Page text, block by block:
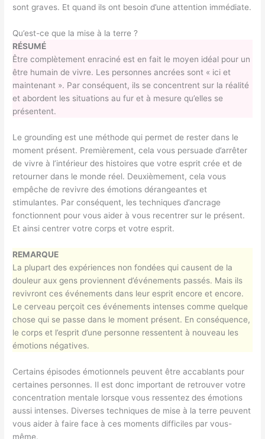
sont graves. Et quand ils ont besoin d’une attention immédiate.
Qu’est-ce que la mise à la terre ?
RÉSUMÉ
Être complètement enraciné est en fait le moyen idéal pour un
être humain de vivre. Les personnes ancrées sont « ici et
maintenant ». Par conséquent, ils se concentrent sur la réalité
et abordent les situations au fur et à mesure qu’elles se
présentent.
Le grounding est une méthode qui permet de rester dans le
moment présent. Premièrement, cela vous persuade d’arrêter
de vivre à l’intérieur des histoires que votre esprit crée et de
retourner dans le monde réel. Deuxièmement, cela vous
empêche de revivre des émotions dérangeantes et
stimulantes. Par conséquent, les techniques d’ancrage
fonctionnent pour vous aider à vous recentrer sur le présent.
Et ainsi centrer votre corps et votre esprit.
REMARQUE
La plupart des expériences non fondées qui causent de la
douleur aux gens proviennent d’événements passés. Mais ils
revivront ces événements dans leur esprit encore et encore.
Le cerveau perçoit ces événements intenses comme quelque
chose qui se passe dans le moment présent. En conséquence,
le corps et l’esprit d’une personne ressentent à nouveau les
émotions négatives.
Certains épisodes émotionnels peuvent être accablants pour
certaines personnes. Il est donc important de retrouver votre
concentration mentale lorsque vous ressentez des émotions
aussi intenses. Diverses techniques de mise à la terre peuvent
vous aider à faire face à ces moments difficiles par vous-
même.